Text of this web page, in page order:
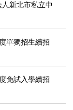
人新北市私立中
單獨招生續招
免試入學續招